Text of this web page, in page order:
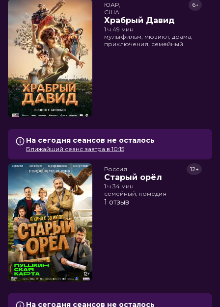
ЮАР,
США
Храбрый Давид
6+
1 ч 49 мин
мультфильм, мюзикл, драма,
приключения, семейный
На сегодня сеансов не осталось
Ближайший сеанс завтра в 10:15
Россия
Старый орёл
12+
1 ч 34 мин
семейный, комедия
1 отзыв
На сегодня сеансов не осталось